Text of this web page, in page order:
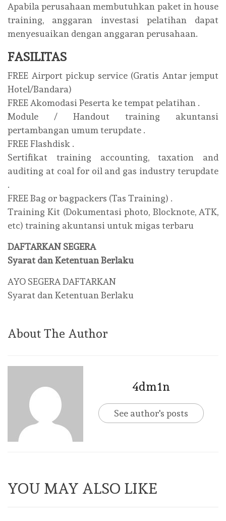
Apabila perusahaan membutuhkan paket in house
training, anggaran investasi pelatihan dapat
menyesuaikan dengan anggaran perusahaan.
FASILITAS
FREE Airport pickup service (Gratis Antar jemput
Hotel/Bandara)
FREE Akomodasi Peserta ke tempat pelatihan .
Module / Handout training akuntansi
pertambangan umum terupdate .
FREE Flashdisk .
Sertifikat training accounting, taxation and
auditing at coal for oil and gas industry terupdate
.
FREE Bag or bagpackers (Tas Training) .
Training Kit (Dokumentasi photo, Blocknote, ATK,
etc) training akuntansi untuk migas terbaru
DAFTARKAN SEGERA
Syarat dan Ketentuan Berlaku
AYO SEGERA DAFTARKAN
Syarat dan Ketentuan Berlaku
About The Author
4dm1n
See author's posts
YOU MAY ALSO LIKE